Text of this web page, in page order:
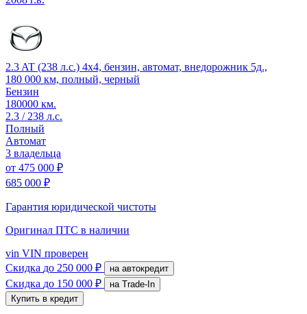
2.3 AT (238 л.с.) 4x4, бензин, автомат, внедорожник 5д.,
180 000 км, полный, черный
Бензин
180000 км.
2.3 / 238 л.с.
Полный
Автомат
3 владельца
от 475 000 ₽
685 000 ₽
Гарантия юридической чистоты
Оригинал ПТС в наличии
vin VIN проверен
Скидка до 250 000 ₽ на автокредит
Скидка до 150 000 ₽
на Trade-In
Купить в кредит